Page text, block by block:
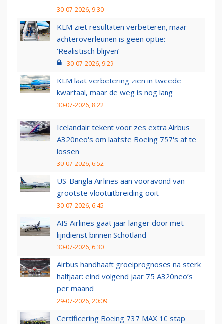
30-07-2026, 9:30
KLM ziet resultaten verbeteren, maar
achteroverleunen is geen optie:
‘Realistisch blijven’
30-07-2026, 9:29
KLM laat verbetering zien in tweede
kwartaal, maar de weg is nog lang
30-07-2026, 8:22
Icelandair tekent voor zes extra Airbus
A320neo's om laatste Boeing 757's af te
lossen
30-07-2026, 6:52
US-Bangla Airlines aan vooravond van
grootste vlootuitbreiding ooit
30-07-2026, 6:45
AIS Airlines gaat jaar langer door met
lijndienst binnen Schotland
30-07-2026, 6:30
Airbus handhaaft groeiprognoses na sterk
halfjaar: eind volgend jaar 75 A320neo’s
per maand
29-07-2026, 20:09
Certificering Boeing 737 MAX 10 stap